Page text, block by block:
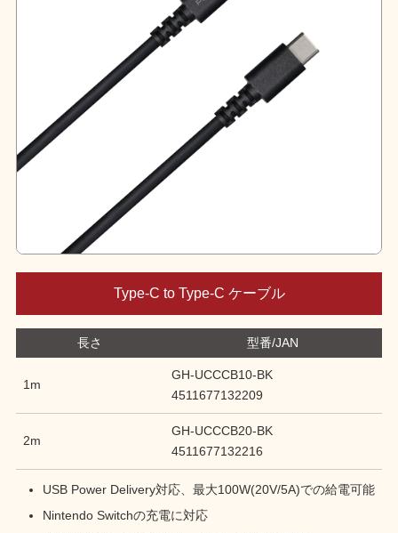
Type-C to Type-C ケーブル
長さ 型番/JAN
1m
GH-UCCCB10-BK
4511677132209
2m
GH-UCCCB20-BK
4511677132216
USB Power Delivery対応、最大100W(20V/5A)での給電可能
Nintendo Switchの充電に対応